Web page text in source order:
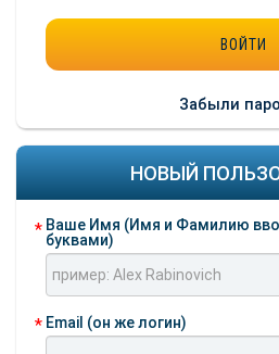
Забыли
НОВЫЙ
Ваше Имя (Имя и Фамилию
буквами)
Email (он же логин)